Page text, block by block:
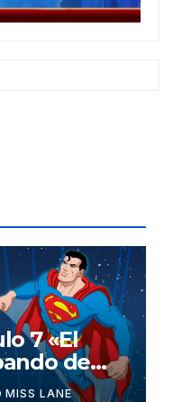
7 «El
de
MISS LANE